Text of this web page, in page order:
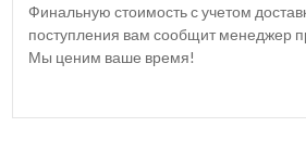
Финальную стоимость с учетом
поступления вам сообщит менеджер
Мы ценим ваше время!